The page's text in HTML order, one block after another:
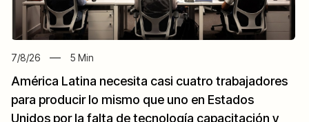
7/8/26 5 Min
América Latina necesita casi cuatro trabajadores
para producir lo mismo que uno en Estados
Unidos por la falta de tecnología capacitación y